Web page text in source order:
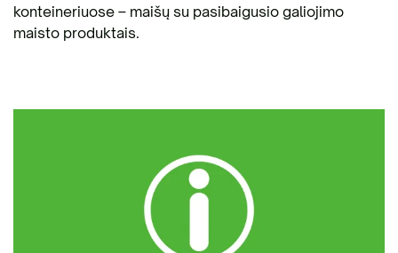
konteineriuose – maišų su pasibaigusio galiojimo
maisto produktais.